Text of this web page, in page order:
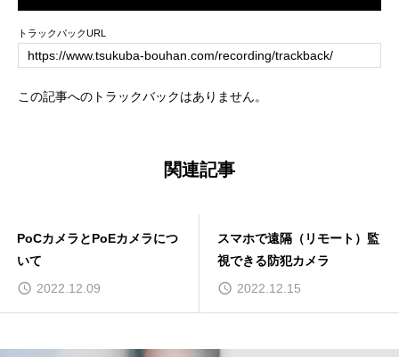
トラックバックURL
この記事へのトラックバックはありません。
関連記事
PoCカメラとPoEカメラにつ
いて
2022.12.09
スマホで遠隔（リモート）監
視できる防犯カメラ
2022.12.15